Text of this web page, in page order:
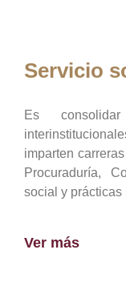
Servicio
Es
imparten
Procuraduría,
social y prácticas
Ver más